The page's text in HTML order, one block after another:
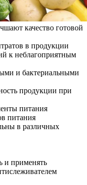
качество готовой
в продукции
к неблагоприятным
и бактериальными
продукции при
питания
питания
в различных
и применять